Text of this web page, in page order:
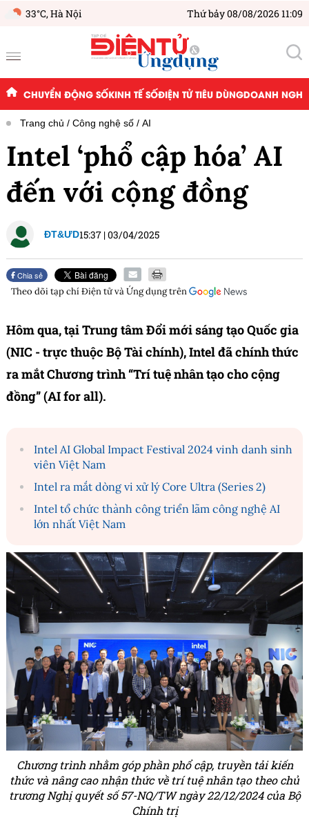
33°C,Hà Nội Thứ bảy 08/08/2026 11:09
CHUYỂN ĐỘNG SỐKINH TẾ SỐĐIỆN TỬ TIÊU DÙNGDOANH
Trang chủ Công nghệ số AI
Intel ‘phổ cập hóa’ AI
đến với cộng đồng
ĐT&ƯD15:37 |03/04/2025
Chia sẻ
Theo dõi tạp chíĐiện tử và Ứng dụngtrên
Hôm qua, tại Trung tâm Đổi mới sáng tạo Quốc gia
(NIC - trực thuộc Bộ Tài chính), Intel đã chính thức
ra mắt Chương trình “Trí tuệ nhân tạo cho cộng
đồng” (AI for all).
Intel AI Global Impact Festival 2024 vinh danh sinh
viên Việt Nam
Intel ra mắt dòng vi xử lý Core Ultra (Series 2)
Intel tổ chức thành công triển lãm công nghệ AI
lớn nhất Việt Nam
Chương trình nhằm góp phần phổ cập, truyền tải kiến
thức và nâng cao nhận thức về trí tuệ nhân tạo theo chủ
trương Nghị quyết số 57-NQ/TW ngày 22/12/2024 của Bộ
Chính trị